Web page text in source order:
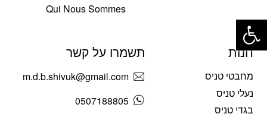
Qui Nous Sommes
חנות
מחבטי טניס
נעלי טניס
בגדי טניס
תשמרו על קשר
m.d.b.shivuk@gmail.com
0507188805
פתח סרגל נגישות